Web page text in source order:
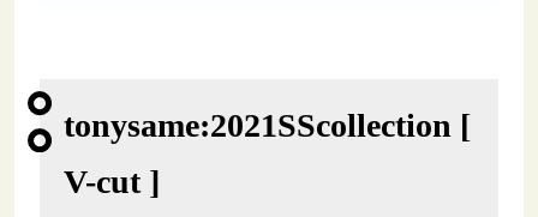
tonysame:2021SScollection [
V-cut ]